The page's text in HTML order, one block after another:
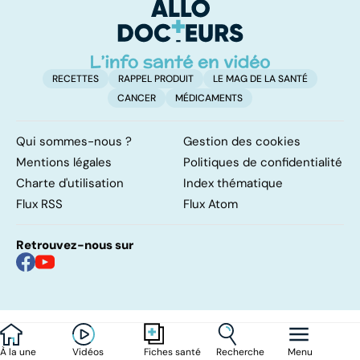
À la une Vidéos Fiches santé Recherche Menu
d'angine ?
RECETTES RAPPEL PRODUIT
LE MAG DE LA SANTÉ
CANCER
MÉDICAMENTS
Qui sommes-nous ?
Gestion des cookies
Mentions légales
Politiques de confidentialité
Charte d'utilisation
Index thématique
Flux RSS
Flux Atom
Retrouvez-nous sur